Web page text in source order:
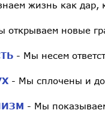
жизнь как дар,
открываем новые
- Мы несем
- Мы сплочены и
- Мы